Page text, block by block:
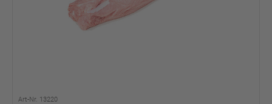
Art-Nr. 13220